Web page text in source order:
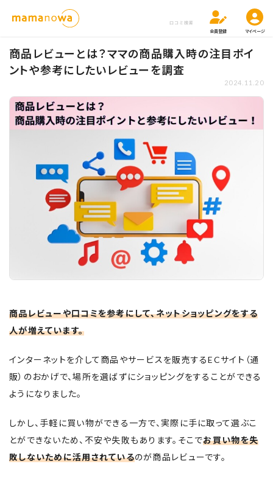
口コミ検索
会員登録
マイページ
商品レビューとは？ママの商品購入時の注目ポイ
ントや参考にしたいレビューを調査
2024.11.20
商品レビューや口コミを参考にして、ネットショッピングをする
人が増えています。
インターネットを介して商品やサービスを販売するECサイト（通
販）のおかげで、場所を選ばずにショッピングをすることができる
ようになりました。
しかし、手軽に買い物ができる一方で、実際に手に取って選ぶこ
とができないため、不安や失敗もあります。そこでお買い物を失
敗しないために活用されているのが商品レビューです。